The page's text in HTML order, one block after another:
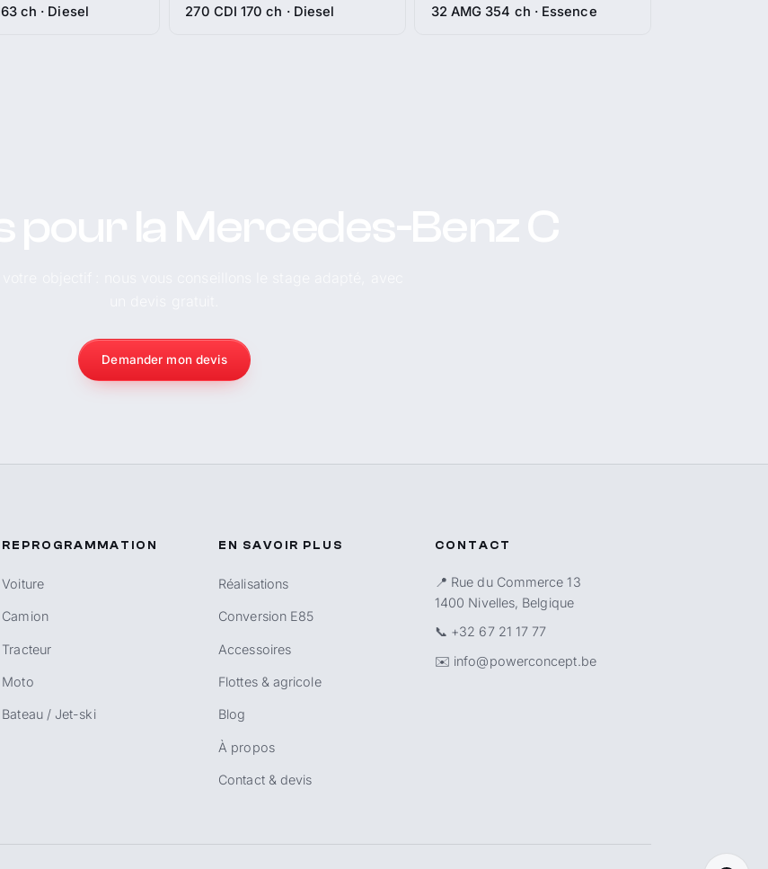
ch · Diesel 270 CDI 170 ch · Diesel 32 AMG 354 ch · Essence
Demander mon devis
REPROGRAMMATION
Voiture
Camion
Tracteur
Moto
Bateau / Jet-ski
EN SAVOIR PLUS
Réalisations
Conversion E85
Accessoires
Flottes & agricole
Blog
À propos
Contact & devis
CONTACT
📍 Rue du Commerce 13
1400 Nivelles, Belgique
📞 +32 67 21 17 77
✉️ info@powerconcept.be